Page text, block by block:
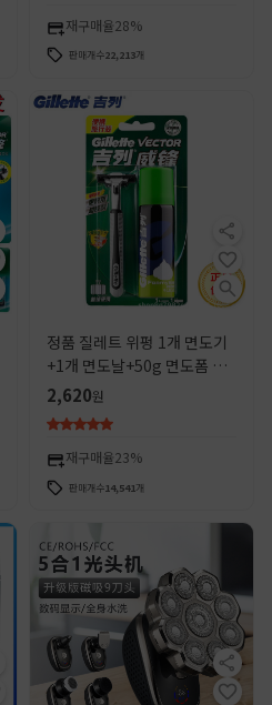
재구매율28%
판매개수22,213개
정품 질레트 위펑 1개 면도기
+1개 면도날+50g 면도폼 남
성용 수동 면도기 도매
2,620원
재구매율23%
판매개수14,541개